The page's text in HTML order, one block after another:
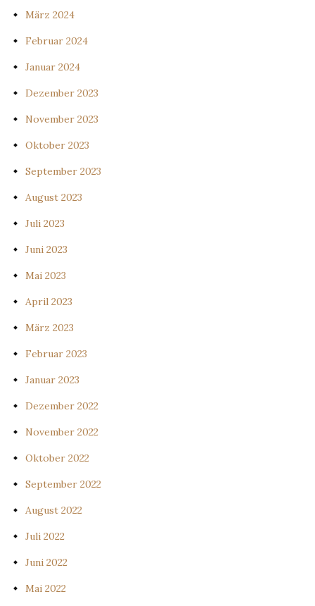
März 2024
Februar 2024
Januar 2024
Dezember 2023
November 2023
Oktober 2023
September 2023
August 2023
Juli 2023
Juni 2023
Mai 2023
April 2023
März 2023
Februar 2023
Januar 2023
Dezember 2022
November 2022
Oktober 2022
September 2022
August 2022
Juli 2022
Juni 2022
Mai 2022